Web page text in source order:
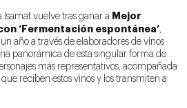
vuelve tras ganar a Mejor
‘Fermentación espontánea’,
año a través de elaboradores de vinos
panorámica de esta singular forma de
más representativos, acompañada
reciben estos vinos y los transmiten a